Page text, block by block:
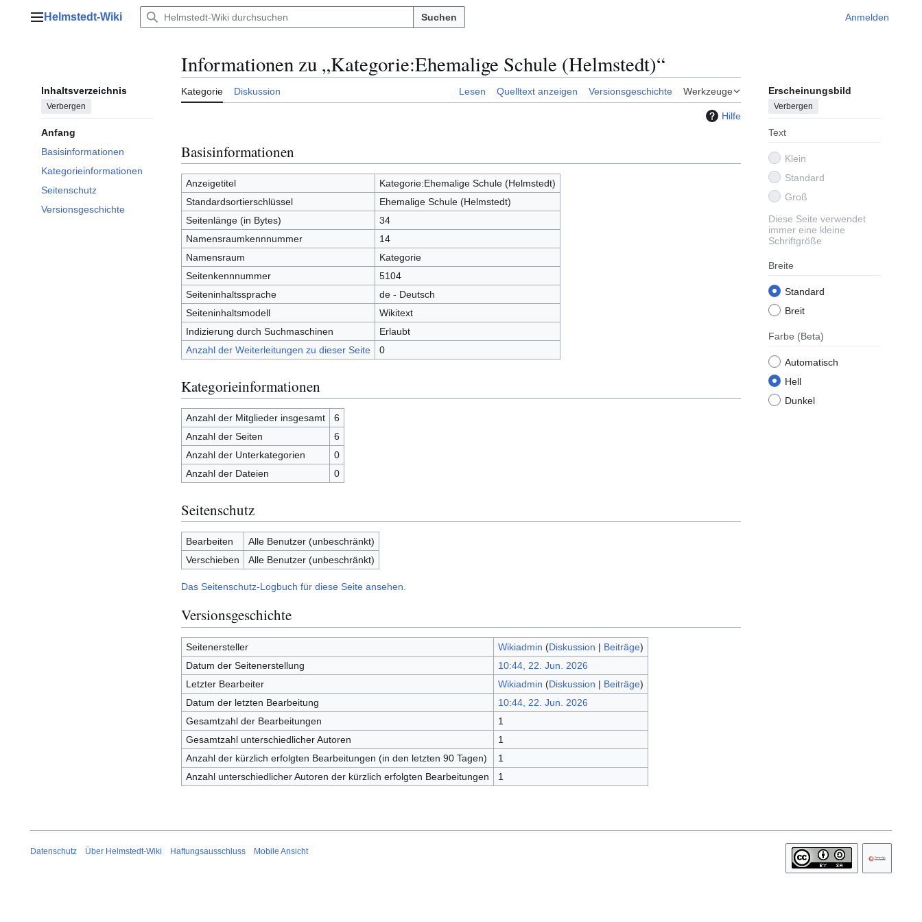
Hauptmenü
Helmstedt-Wiki Suchen Anmelden
Inhaltsverzeichnis
Verbergen
Anfang
Basisinformationen
Kategorieinformationen
Seitenschutz
Versionsgeschichte
Informationen zu „Kategorie:Ehemalige Schule (Helmstedt)“
Kategorie Diskussion Lesen Quelltext anzeigen Versionsgeschichte Werkzeuge Erscheinungsbild
Verbergen
Text
Klein
Standard
Groß
Diese Seite verwendet
immer eine kleine
Schriftgröße
Breite
Standard
Breit
Farbe (Beta)
Automatisch
Hell
Dunkel
Hilfe
Basisinformationen
Anzeigetitel
Kategorie:Ehemalige Schule (Helmstedt)
Standardsortierschlüssel
Ehemalige Schule (Helmstedt)
Seitenlänge (in Bytes)
34
Namensraumkennnummer
14
Namensraum
Kategorie
Seitenkennnummer
5104
Seiteninhaltssprache
de - Deutsch
Seiteninhaltsmodell
Wikitext
Indizierung durch Suchmaschinen
Erlaubt
Anzahl der Weiterleitungen zu dieser Seite
0
Kategorieinformationen
Anzahl der Mitglieder insgesamt
6
Anzahl der Seiten
6
Anzahl der Unterkategorien
0
Anzahl der Dateien
0
Seitenschutz
Bearbeiten
Alle Benutzer (unbeschränkt)
Verschieben
Alle Benutzer (unbeschränkt)
Das Seitenschutz-Logbuch für diese Seite ansehen.
Versionsgeschichte
Seitenersteller Wikiadmin (Diskussion | Beiträge)
Datum der Seitenerstellung
10:44, 22. Jun. 2026
Letzter Bearbeiter
Wikiadmin (Diskussion | Beiträge)
Datum der letzten Bearbeitung
10:44, 22. Jun. 2026
Gesamtzahl der Bearbeitungen
1
Gesamtzahl unterschiedlicher Autoren
1
Anzahl der kürzlich erfolgten Bearbeitungen (in den letzten 90 Tagen)
1
Anzahl unterschiedlicher Autoren der kürzlich erfolgten Bearbeitungen
1
Datenschutz Über Helmstedt-Wiki Haftungsausschluss Mobile Ansicht